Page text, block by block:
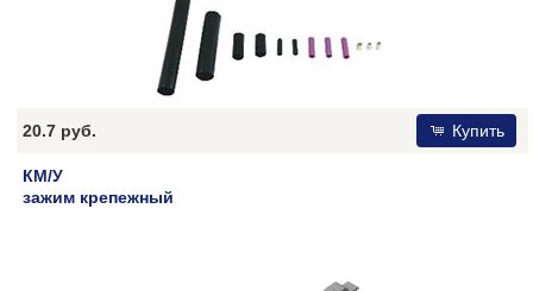
20.7 руб. Купить
КМ/У
зажим крепежный